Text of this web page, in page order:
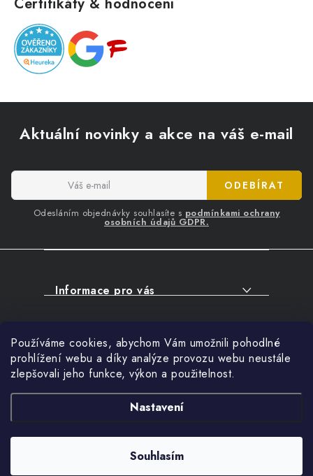
Používáme cookies, abychom Vám umožnili pohodlné
prohlížení webu a díky analýze provozu webu neustále
zlepšovali jeho funkce, výkon a použitelnost.
Nastavení
Souhlasím
Aktuální novinky a akce na váš e-mail
Odesláním objednávky souhlasíte s podmínkami ochrany
osobních údajů GDPR.
ODEBÍRAT
Informace pro vás
SERVIS
FIRMY, ŠKOLY, PARTNEŘI
ARTHAS MAGAZÍN
Facebook
Přihlášení
0KS /0 KČ
ARTHAS.CZ . Všechna práva vyhrazena.